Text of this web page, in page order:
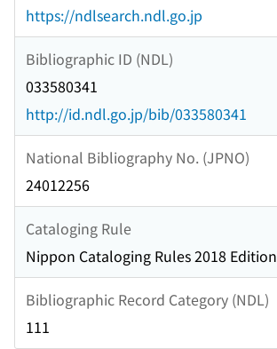
https://ndlsearch.ndl.go.jp
Bibliographic ID (NDL)
033580341
http://id.ndl.go.jp/bib/033580341
National Bibliography No. (JPNO)
24012256
Cataloging Rule
Nippon Cataloging Rules 2018 Edition
Bibliographic Record Category (NDL)
111